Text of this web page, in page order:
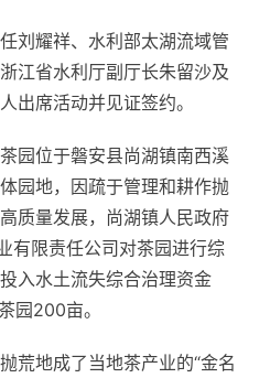
刘耀祥、水利部太湖流域管
江省水利厅副厅长朱留沙及
出席活动并见证签约。
园位于磐安县尚湖镇南西溪
园地，因疏于管理和耕作抛
质量发展，尚湖镇人民政府
有限责任公司对茶园进行综
入水土流失综合治理资金
园200亩。
荒地成了当地茶产业的“金名